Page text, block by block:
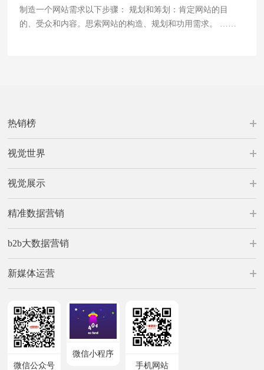
制造一个网站需求以下步骤： 规划和筹划：肯定网站的目
的、受众和内容。思索网站的构造、规划和功用需求。 ……
热销榜
视觉世界
视觉展示
精准数据营销
b2b大数据营销
新媒体运营
微信公众号
微信小程序
手机网站